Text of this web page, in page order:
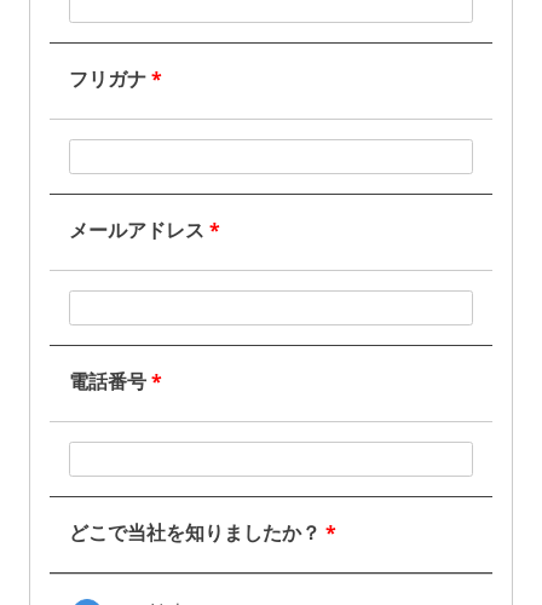
フリガナ*
メールアドレス *
電話番号*
どこで当社を知りましたか？ *